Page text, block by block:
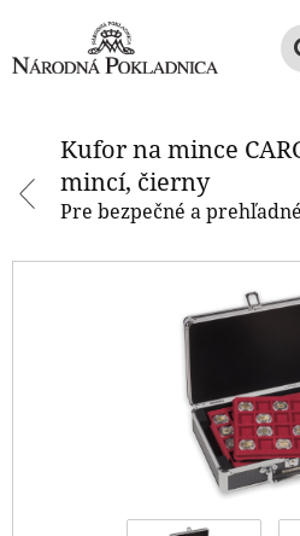
Kufor na mince
mincí, čierny
Pre bezpečné a
Kufor na mince